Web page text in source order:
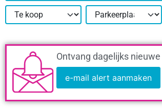
Ontvang dagelijks
e-mail alert aanmaken